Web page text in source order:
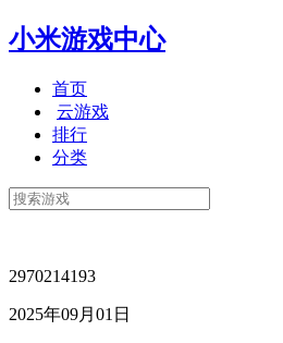
小米游戏中心
首页
云游戏
排行
分类
2970214193
2025年09月01日